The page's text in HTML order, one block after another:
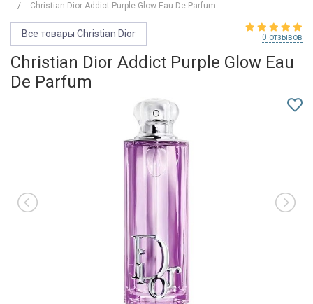
Christian Dior Addict Purple Glow Eau De Parfum
Все товары Christian Dior 0 отзывов
Christian Dior Addict Purple Glow Eau
De Parfum